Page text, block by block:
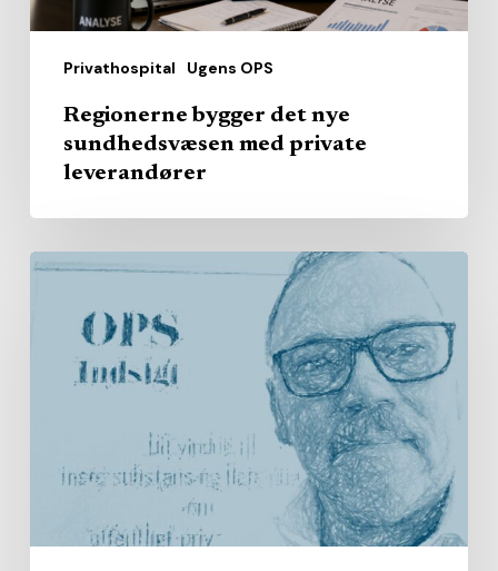
Privathospital Ugens OPS
Regionerne bygger det nye
sundhedsvæsen med private
leverandører
Fra
handicap
tegner